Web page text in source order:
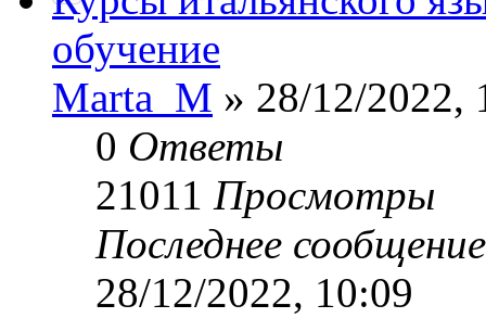
обучение
Marta_M » 28/12/2022,
0 Ответы
21011 Просмотры
Последнее
28/12/2022, 10:09